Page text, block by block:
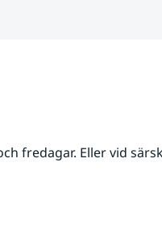
fredagar. Eller vid